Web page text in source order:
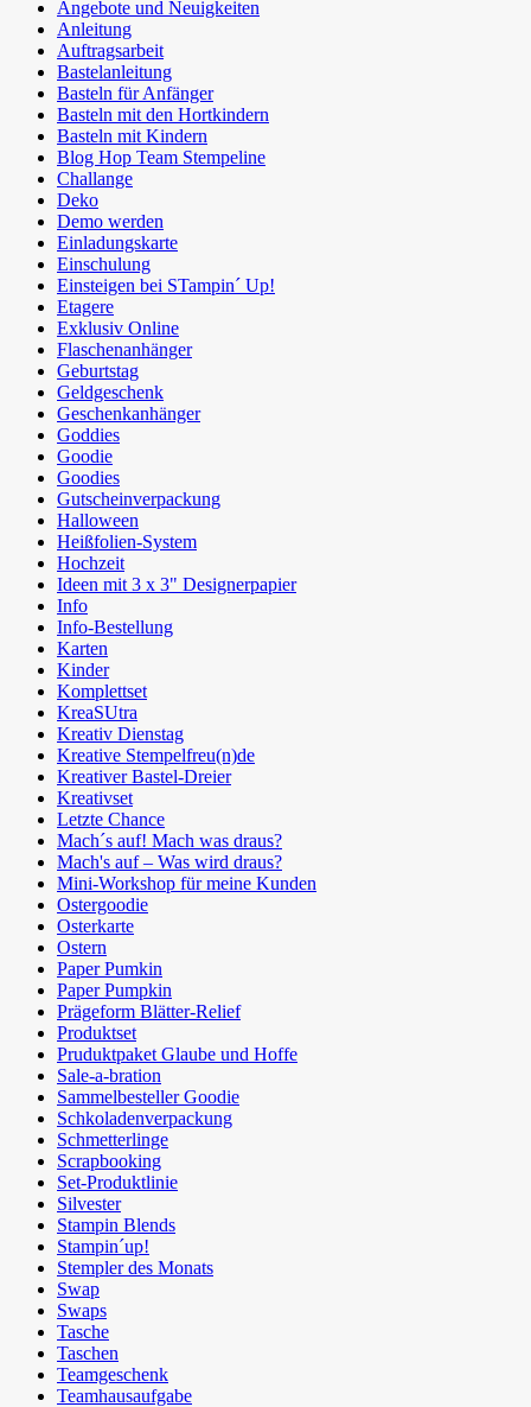
Angebote und Neuigkeiten
Anleitung
Auftragsarbeit
Bastelanleitung
Basteln für Anfänger
Basteln mit den Hortkindern
Basteln mit Kindern
Blog Hop Team Stempeline
Challange
Deko
Demo werden
Einladungskarte
Einschulung
Einsteigen bei STampin´ Up!
Etagere
Exklusiv Online
Flaschenanhänger
Geburtstag
Geldgeschenk
Geschenkanhänger
Goddies
Goodie
Goodies
Gutscheinverpackung
Halloween
Heißfolien-System
Hochzeit
Ideen mit 3 x 3" Designerpapier
Info
Info-Bestellung
Karten
Kinder
Komplettset
KreaSUtra
Kreativ Dienstag
Kreative Stempelfreu(n)de
Kreativer Bastel-Dreier
Kreativset
Letzte Chance
Mach´s auf! Mach was draus?
Mach's auf – Was wird draus?
Mini-Workshop für meine Kunden
Ostergoodie
Osterkarte
Ostern
Paper Pumkin
Paper Pumpkin
Prägeform Blätter-Relief
Produktset
Pruduktpaket Glaube und Hoffe
Sale-a-bration
Sammelbesteller Goodie
Schkoladenverpackung
Schmetterlinge
Scrapbooking
Set-Produktlinie
Silvester
Stampin Blends
Stampin´up!
Stempler des Monats
Swap
Swaps
Tasche
Taschen
Teamgeschenk
Teamhausaufgabe